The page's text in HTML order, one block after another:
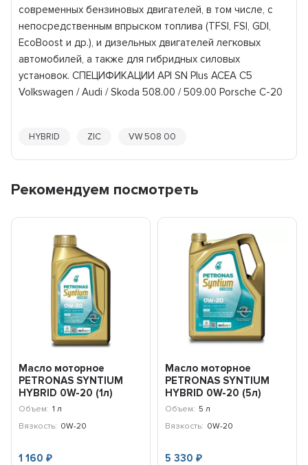
современных бензиновых двигателей, в том числе, с
непосредственным впрыском топлива (TFSI, FSI, GDI,
EcoBoost и др.), и дизельных двигателей легковых
автомобилей, а также для гибридных силовых
установок. СПЕЦИФИКАЦИИ API SN Plus ACEA C5
Volkswagen / Audi / Skoda 508.00 / 509.00 Porsche C-20
HYBRID ZIC VW 508 00
Рекомендуем посмотреть
Масло моторное
PETRONAS SYNTIUM
HYBRID 0W-20 (1л)
71229E18EU
Объем: 1 л
Вязкость: 0W-20
1 160₽
Масло моторное
PETRONAS SYNTIUM
HYBRID 0W-20 (5л)
71229M12EU
Объем: 5 л
Вязкость: 0W-20
5 330 ₽